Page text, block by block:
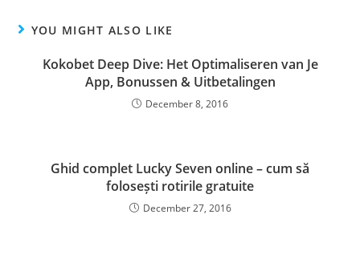
YOU MIGHT ALSO LIKE
Kokobet Deep Dive: Het Optimaliseren van Je
App, Bonussen & Uitbetalingen
December 8, 2016
Ghid complet Lucky Seven online – cum să
folosești rotirile gratuite
December 27, 2016